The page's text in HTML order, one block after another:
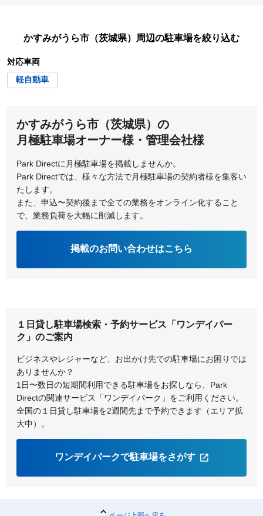
鹿嶋市 かすみがうら市
神栖市
北相馬郡利根町
筑西市 つくば市
つくばみらい市
取手市
東茨城郡茨城町 東茨城郡大洗町
東茨城郡城里町
ひたちなか市 鉾田市
結城郡八千代町 結城市
龍ケ崎市
かすみがうら市（茨城県） 周辺の駐車場を絞り込む
対応車両
軽自動車
かすみがうら市（茨城県）の
月極駐車場オーナー様・管理会社様
Park Directに月極駐車場を掲載しませんか。
Park Directでは、様々な方法で月極駐車場の契約者様を集客い
たします。
また、申込〜契約後まで全ての業務をオンライン化すること
で、業務負荷を大幅に削減します。
掲載のお問い合わせはこちら
１日貸し駐車場検索・予約サービス「ワンデイパー
ク」のご案内
ビジネスやレジャーなど、お出かけ先での駐車場にお困りでは
ありませんか？
1日〜数日の短期間利用できる駐車場をお探しなら、Park
Directの関連サービス「ワンデイパーク」をご利用ください。
全国の１日貸し駐車場を2週間先まで予約できます（エリア拡
大中）。
ワンデイパークで駐車場をさがす